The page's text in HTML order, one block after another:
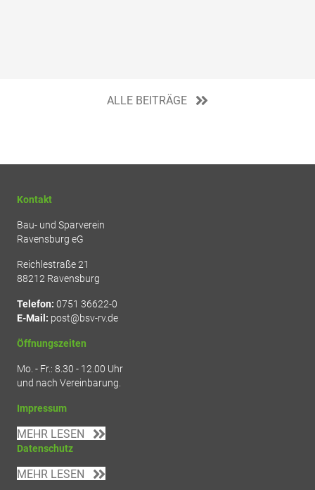
ALLE BEITRÄGE
Kontakt
Bau- und Sparverein
Ravensburg eG
Reichlestraße 21
88212 Ravensburg
Telefon: 0751 36622-0
E-Mail: post@bsv-rv.de
Öffnungszeiten
Mo. - Fr.: 8.30 - 12.00 Uhr
und nach Vereinbarung.
Impressum
MEHR LESEN
Datenschutz
MEHR LESEN